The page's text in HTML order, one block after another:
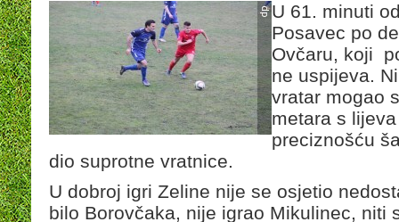
U 61. minuti
Posavec po
Ovčaru, koji
ne uspijeva.
vratar mogao
metara s
preciznošću
dio suprotne vratnice.
U dobroj igri Zeline nije se osjetio
bilo Borovčaka, nije igrao Mikulinec, niti